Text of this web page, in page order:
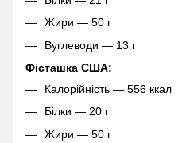
Жири — 50 г
Вуглеводи — 13 г
Фісташка США:
Калорійність — 556 ккал
Білки — 20 г
Жири — 50 г